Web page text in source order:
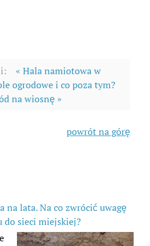
« Hala namiotowa w
ogrodowe i co poza tym?
na wiosnę »
powrót na górę
na lata. Na co zwrócić uwagę
do sieci miejskiej?